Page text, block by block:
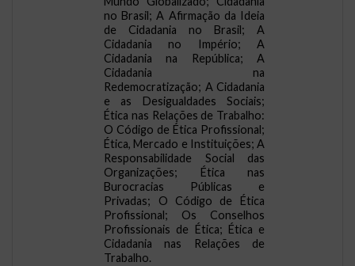
no Brasil; A Afirmação da Ideia
de Cidadania no Brasil; A
Cidadania no Império; A
Cidadania na República; A
Cidadania na
Redemocratização; A Cidadania
e as Desigualdades Sociais;
Ética nas Relações de Trabalho:
O Código de Ética Profissional;
Ética, Mercado e Instituições; A
Responsabilidade Social das
Organizações; Ética nas
Burocracias Públicas e
Privadas; O Código de Ética
Profissional; Os Conselhos
Profissionais de Ética; Ética e
Cidadania nas Relações de
Trabalho.